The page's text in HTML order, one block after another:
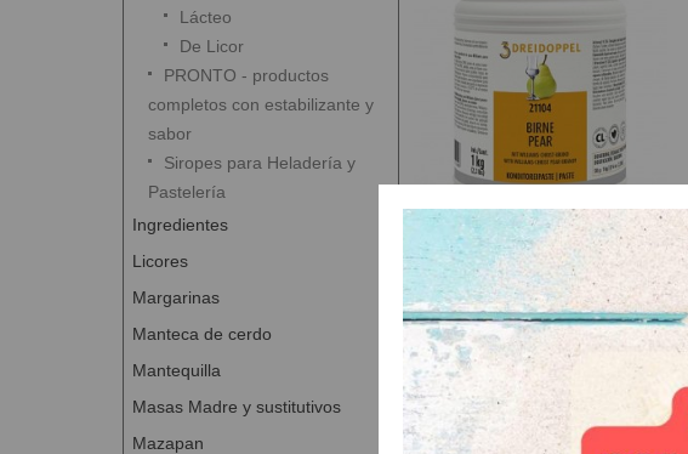
Lácteo
De Licor
PRONTO - productos
completos con estabilizante y
sabor
Siropes para Heladería y
Pastelería
Ingredientes
Licores
Margarinas
Manteca de cerdo
Mantequilla
Masas Madre y sustitutivos
Mazapan
Sin Gluten - Vegano
Aromapaste de Pera Williams
AROMAPASTE Pera Williams
Preparado de pera para la
aromatización de...
A Consultar